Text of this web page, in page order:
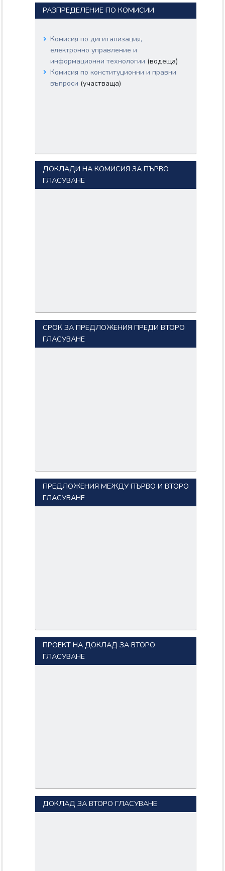
БЕЛОБРАДОВА;
НАДЕЖДА ГЕОРГИЕВА ЙОРДАНОВА;
ИВАН ЙОРДАНОВ ДИМИТРОВ;
ДИМИТЪР ПЕТРОВ СЯРОВ;
СВИЛЕН ЦОНЕВ АНДРЕЕВ;
БОРИСЛАВ ДИМИТРОВ САНДОВ;
ТАНЯ КОЙЧЕВА АНДРЕЕВА;
РАЗПРЕДЕЛЕНИЕ ПО КОМИСИИ
Комисия по дигитализация,
електронно управление и
информационни технологии (водеща)
Комисия по конституционни и правни
въпроси (участваща)
ДОКЛАДИ НА КОМИСИЯ ЗА ПЪРВО
ГЛАСУВАНЕ
СРОК ЗА ПРЕДЛОЖЕНИЯ ПРЕДИ ВТОРО
ГЛАСУВАНЕ
ПРЕДЛОЖЕНИЯ МЕЖДУ ПЪРВО И ВТОРО
ГЛАСУВАНЕ
ПРОЕКТ НА ДОКЛАД ЗА ВТОРО
ГЛАСУВАНЕ
ДОКЛАД ЗА ВТОРО ГЛАСУВАНЕ